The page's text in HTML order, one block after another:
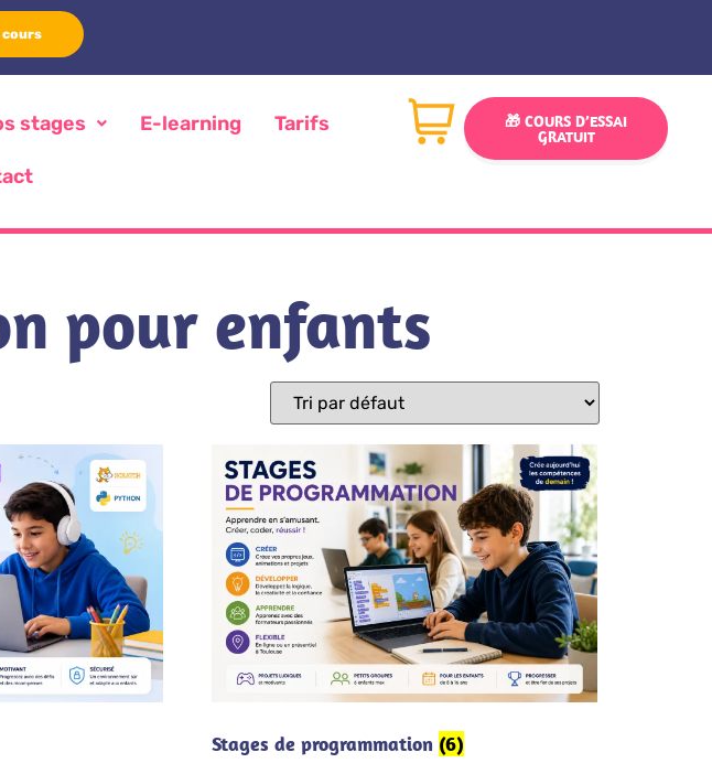
cours
stages E-learning Tarifs 🎁 COURS D’ESSAI
GRATUIT
pour enfants
Stages de programmation (6)